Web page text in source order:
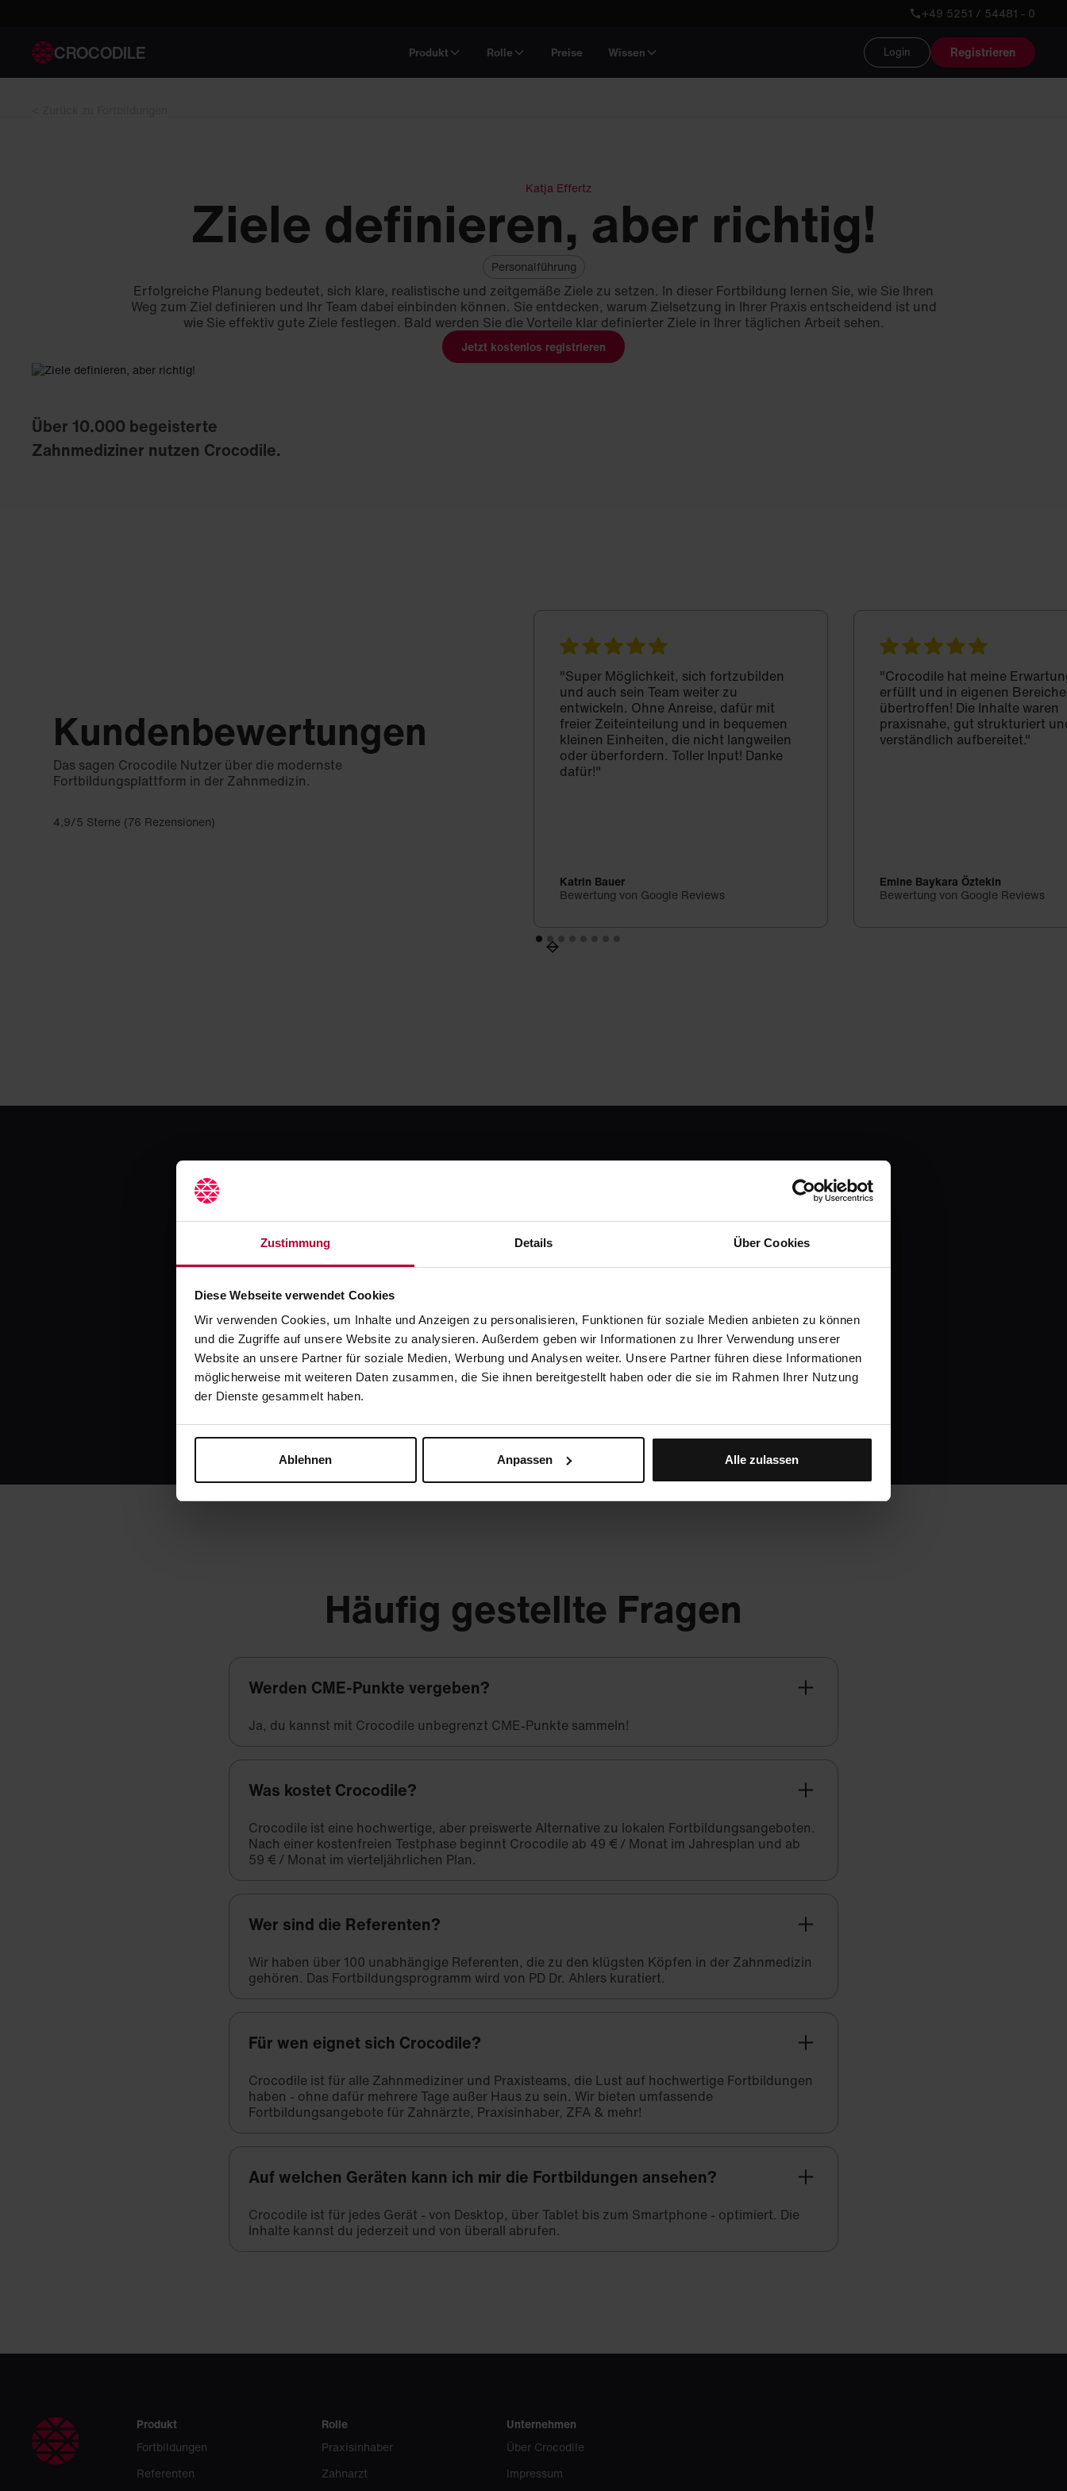
Zustimmung Details Über Cookies
Diese Webseite verwendet Cookies
Wir verwenden Cookies, um Inhalte und Anzeigen zu personalisieren, Funktionen für soziale Medien anbieten zu können
und die Zugriffe auf unsere Website zu analysieren. Außerdem geben wir Informationen zu Ihrer Verwendung unserer
Website an unsere Partner für soziale Medien, Werbung und Analysen weiter. Unsere Partner führen diese Informationen
möglicherweise mit weiteren Daten zusammen, die Sie ihnen bereitgestellt haben oder die sie im Rahmen Ihrer Nutzung
der Dienste gesammelt haben.
Ablehnen Anpassen Alle zulassen
+49 5251 / 54481 - 0
CROCODILE Produkt Rolle Preise Wissen Login Registrieren
Katja Effertz
Ziele definieren, aber richtig!
Personalführung
Erfolgreiche Planung bedeutet, sich klare, realistische und zeitgemäße Ziele zu setzen. In dieser Fortbildung lernen Sie, wie Sie Ihren
Weg zum Ziel definieren und Ihr Team dabei einbinden können. Sie entdecken, warum Zielsetzung in Ihrer Praxis entscheidend ist und
wie Sie effektiv gute Ziele festlegen. Bald werden Sie die Vorteile klar definierter Ziele in Ihrer täglichen Arbeit sehen.
Jetzt kostenlos registrieren
Über 10.000 begeisterte
Zahnmediziner nutzen Crocodile.
Kundenbewertungen
Das sagen Crocodile Nutzer über die modernste
Fortbildungsplattform in der Zahnmedizin.
4,9/5 Sterne (76 Rezensionen)
"Super Möglichkeit, sich fortzubilden
und auch sein Team weiter zu
entwickeln. Ohne Anreise, dafür mit
freier Zeiteinteilung und in bequemen
kleinen Einheiten, die nicht langweilen
oder überfordern. Toller Input! Danke
dafür!"
Katrin Bauer
Bewertung von Google Reviews
"Crocodile hat meine
erfüllt und in eigenen
übertroffen! Die Inhalte waren
praxisnahe, gut strukturiert
verständlich aufbereitet."
Emine Baykara Öztekin
Bewertung von Google Reviews
Jetzt kostenlos registrieren und
testen
Erlebe mit Crocodile die moderne Art zahnmedizinischer Fortbildung. Starte mit einer kostenlosen
Testphase - danach ab 49 € / Monat.
Jetzt kostenlos registrieren
Oder ruf uns an: +49 5251 / 54481-0
Häufig gestellte Fragen
Werden CME-Punkte vergeben?
Ja, du kannst mit Crocodile unbegrenzt CME-Punkte sammeln!
Was kostet Crocodile?
Crocodile ist eine hochwertige, aber preiswerte Alternative zu lokalen Fortbildungsangeboten.
Nach einer kostenfreien Testphase beginnt Crocodile ab 49 € / Monat im Jahresplan und ab
59 € / Monat im vierteljährlichen Plan.
Wer sind die Referenten?
Wir haben über 100 unabhängige Referenten, die zu den klügsten Köpfen in der Zahnmedizin
gehören. Das Fortbildungsprogramm wird von PD Dr. Ahlers kuratiert.
Für wen eignet sich Crocodile?
Crocodile ist für alle Zahnmediziner und Praxisteams, die Lust auf hochwertige Fortbildungen
haben - ohne dafür mehrere Tage außer Haus zu sein. Wir bieten umfassende
Fortbildungsangebote für Zahnärzte, Praxisinhaber, ZFA & mehr!
Auf welchen Geräten kann ich mir die Fortbildungen ansehen?
Crocodile ist für jedes Gerät - von Desktop, über Tablet bis zum Smartphone - optimiert. Die
Inhalte kannst du jederzeit und von überall abrufen.
Produkt
Fortbildungen
Referenten
Rolle
Praxisinhaber
Zahnarzt
Unternehmen
Über Crocodile
Impressum